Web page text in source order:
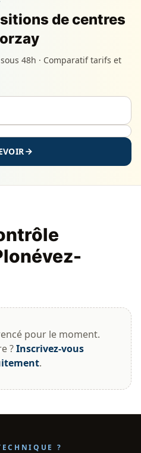
de centres
48h · Comparatif tarifs et
pour le moment.
?Inscrivez-vous
.
?